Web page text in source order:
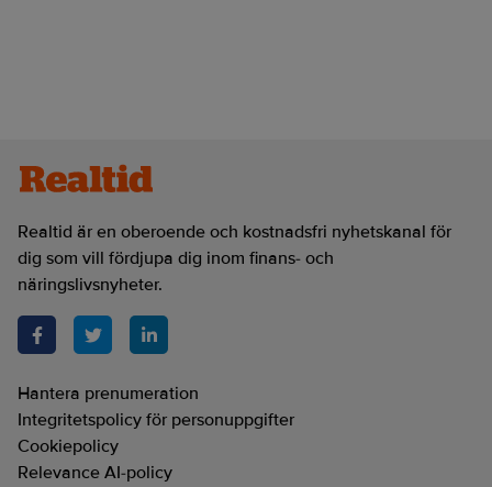
Realtid är en oberoende och kostnadsfri nyhetskanal för
dig som vill fördjupa dig inom finans- och
näringslivsnyheter.
Hantera prenumeration
Integritetspolicy för personuppgifter
Cookiepolicy
Relevance AI-policy